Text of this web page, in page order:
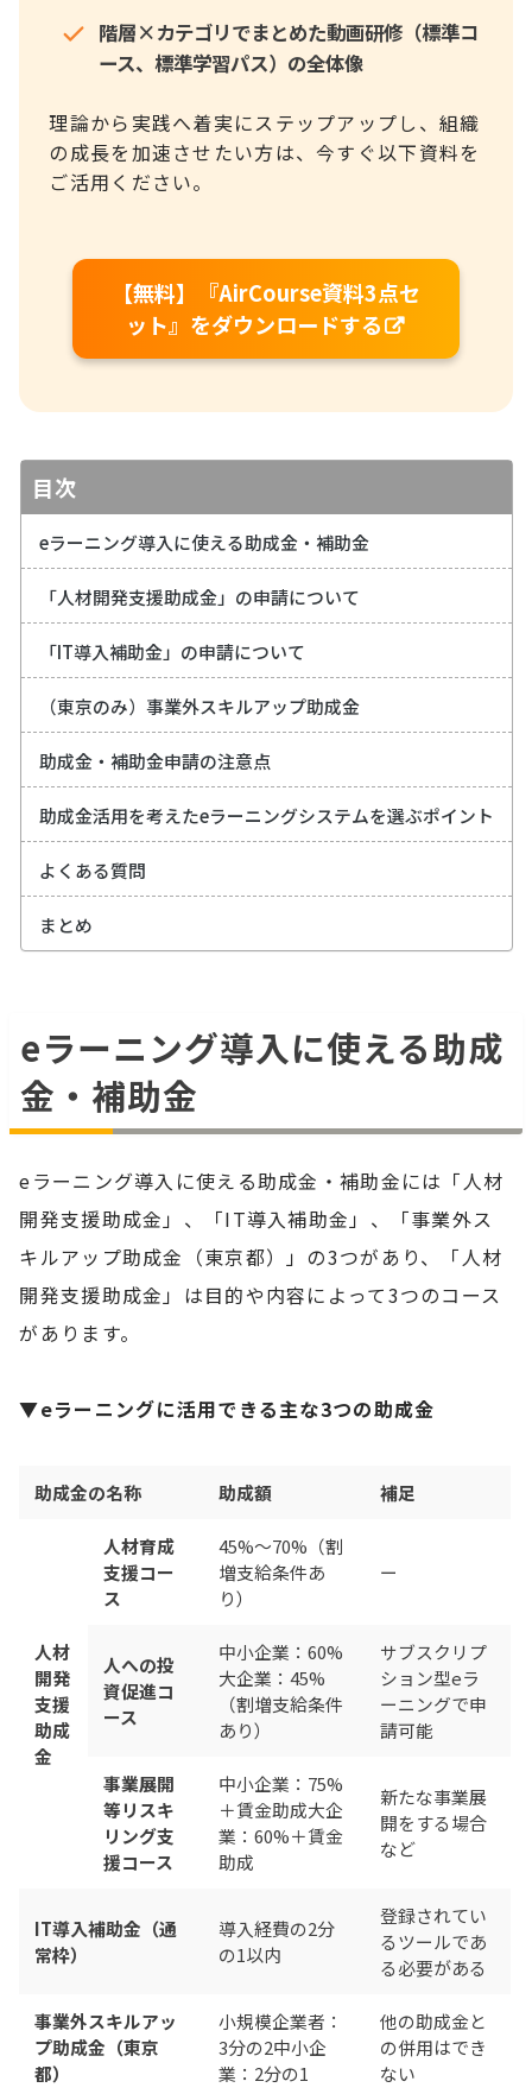
階層×カテゴリでまとめた動画研修（標準コ
ース、標準学習パス）の全体像
理論から実践へ着実にステップアップし、組織
の成長を加速させたい方は、今すぐ以下資料を
ご活用ください。
【無料】『AirCourse資料3点セ
ット』をダウンロードする
目次
eラーニング導入に使える助成金・補助金
「人材開発支援助成金」の申請について
「IT導入補助金」の申請について
（東京のみ）事業外スキルアップ助成金
助成金・補助金申請の注意点
助成金活用を考えたeラーニングシステムを選ぶポイント
よくある質問
まとめ
eラーニング導入に使える助成
金・補助金
eラーニング導入に使える助成金・補助金には「人材
開発支援助成金」、「IT導入補助金」、「事業外ス
キルアップ助成金（東京都）」の3つがあり、「人材
開発支援助成金」は目的や内容によって3つのコース
があります。
▼eラーニングに活用できる主な3つの助成金
助成金の名称 助成額 補足
人材
開発
支援
助成
金
人材育成
支援コー
ス
45%～70%（割
増支給条件あ
り）
ー
人への投
資促進コ
ース
中小企業：60%
大企業：45%
（割増支給条件
あり）
サブスクリプ
ション型eラ
ーニングで申
請可能
事業展開
等リスキ
リング支
援コース
中小企業：75%
＋賃金助成大企
業：60%＋賃金
助成
新たな事業展
開をする場合
など
IT導入補助金（通
常枠）
導入経費の2分
の1以内
登録されてい
るツールであ
る必要がある
事業外スキルアッ
プ助成金（東京
都）
小規模企業者：
3分の2中小企
業：2分の1
他の助成金と
の併用はでき
ない